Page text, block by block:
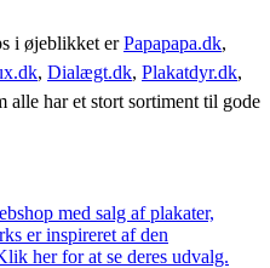
i øjeblikket erPapapapa.dk,
, Dialægt.dk, Plakatdyr.dk,
alle har et stort sortiment til gode
med salg af plakater,
er inspireret af den
her for at se deres udvalg.